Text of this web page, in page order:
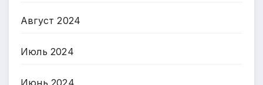
Август 2024
Июль 2024
Июнь 2024